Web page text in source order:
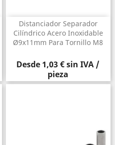
Distanciador Separador
Cilíndrico Acero Inoxidable
Ø9x11mm Para Tornillo M8
Precio
Desde 1,03 €sin IVA /
pieza